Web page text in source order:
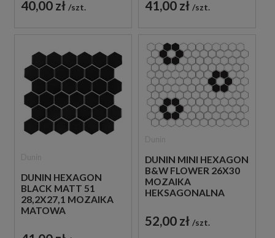
40,00 zł szt. 41,00 zł szt.
DUNIN HEXAGON
BLACK MATT 51
28,2X27,1 MOZAIKA
MATOWA
DUNIN MINI HEXAGON
B&W FLOWER 26X30
MOZAIKA
HEKSAGONALNA
52,00 zł szt.